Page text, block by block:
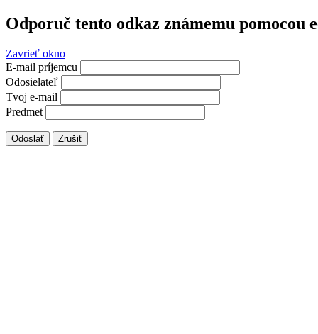
Odporuč tento odkaz známemu pomocou
Zavrieť okno
E-mail príjemcu
Odosielateľ
Tvoj e-mail
Predmet
Odoslať Zrušiť